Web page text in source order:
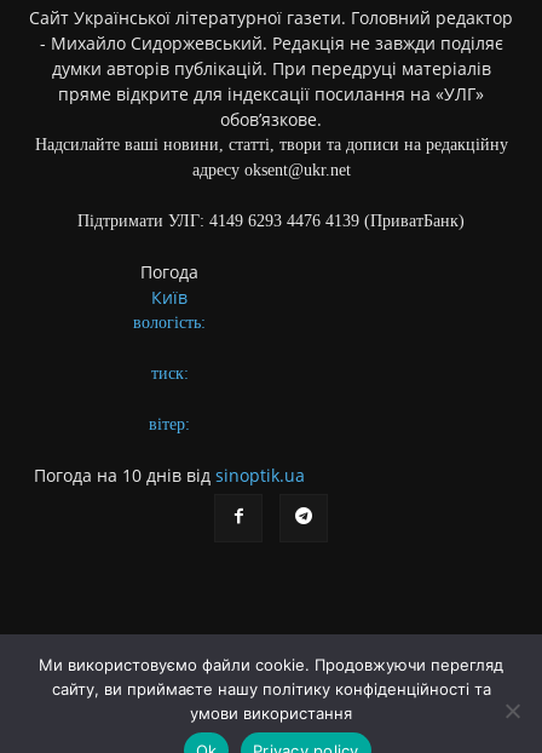
Сайт Української літературної газети. Головний редактор
- Михайло Сидоржевський. Редакція не завжди поділяє
думки авторів публікацій. При передруці матеріалів
пряме відкрите для індексації посилання на «УЛГ»
обов’язкове.
Надсилайте ваші новини, статті, твори та дописи на редакційну
адресу oksent@ukr.net
Підтримати УЛГ: 4149 6293 4476 4139 (ПриватБанк)
Погода
Київ
вологість:
тиск:
вітер:
Погода на 10 днів від sinoptik.ua
Про газету
Правила користування сайтом
Політика конфіденційності
Ми використовуємо файли cookie. Продовжуючи перегляд
сайту, ви приймаєте нашу політику конфіденційності та
умови використання